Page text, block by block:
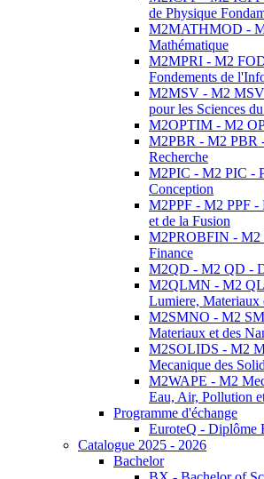
de Physique
M2MATHMOD -
Mathématique
M2MPRI - M2
Fondements de
M2MSV - M2 MSV
pour les Sciences
M2OPTIM - M2
M2PBR - M2 PBR
Recherche
M2PIC - M2 PIC -
Conception
M2PPF - M2 PPF -
et de la Fusion
M2PROBFIN - M2
Finance
M2QD - M2 QD -
M2QLMN - M2
Lumiere, Materiaux
M2SMNO - M2
Materiaux et des
M2SOLIDS - M2
Mecanique des
M2WAPE - M2
Eau, Air, Pollution
Programme d'échange
EuroteQ - Diplôme
Catalogue 2025 - 2026
Bachelor